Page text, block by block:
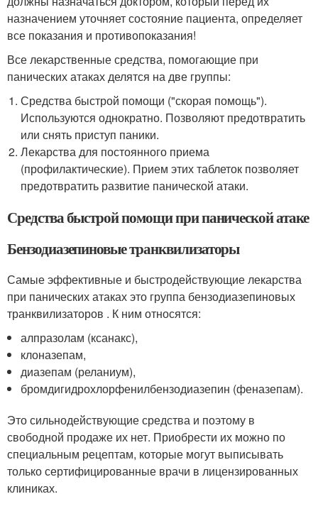
назначением уточняет состояние пациента, определяет
все показания и противопоказания!
Все лекарственные средства, помогающие при
панических атаках делятся на две группы:
Средства быстрой помощи ("скорая помощь").
Используются однократно. Позволяют предотвратить
или снять приступ паники.
Лекарства для постоянного приема
(профилактические). Прием этих таблеток позволяет
предотвратить развитие панической атаки.
Средства быстрой помощи при панической атаке
Бензодиазепиновые транквилизаторы
Самые эффективные и быстродействующие лекарства
при панических атаках это группа бензодиазепиновых
транквилизаторов . К ним относятся:
алпразолам (ксанакс),
клоназепам,
диазепам (реланиум),
бромдигидрохлорфенилбензодиазепин (феназепам).
Это сильнодействующие средства и поэтому в
свободной продаже их нет. Приобрести их можно по
специальным рецептам, которые могут выписывать
только сертифицированные врачи в лицензированных
клиниках.